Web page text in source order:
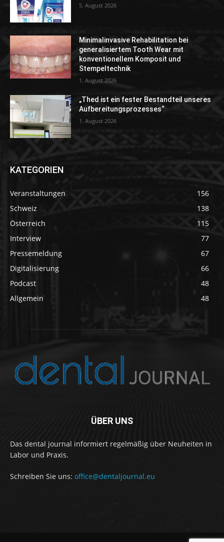
5. August 2026
Minimalinvasive Rehabilitation bei
generalisiertem Tooth Wear mit
konventionellem Komposit und
Stempeltechnik
1. August 2026
„Thed ist ein fester Bestandteil unseres
Aufbereitungsprozesses“
1. August 2026
KATEGORIEN
Veranstaltungen
156
Schweiz
138
Österreich
115
Interview
77
Pressemeldung
67
Digitalisierung
66
Podcast
48
Allgemein
48
ÜBER UNS
Das dental journal informiert regelmäßig über Neuheiten in
Labor und Praxis.
Schreiben Sie uns: office@dentaljournal.eu